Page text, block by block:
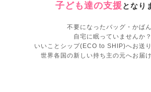
子ども達の支援 となり
不要になったバッグ・かば
自宅に眠っていませんか？
いいことシップ(ECO to SHIP)へお送
世界各国の新しい持ち主の元へお届